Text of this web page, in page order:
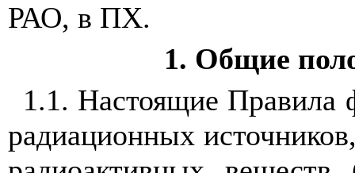
РАО, в ПХ.
1. Общие
1.1. Настоящие Правила
радиационных